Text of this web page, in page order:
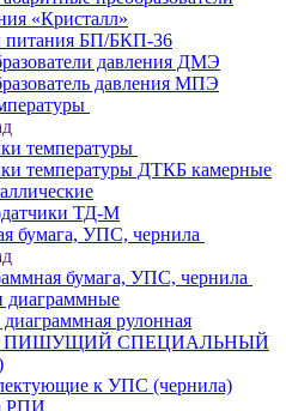
«Кристалл»
питания БП/БКП-36
давления ДМЭ
давления МПЭ
температуры
температуры ДТКБ камерные
ТД-М
бумага, УПС, чернила
бумага, УПС, чернила
диаграммные
рулонная
ПИШУЩИЙ СПЕЦИАЛЬНЫЙ
к УПС (чернила)
РПИ